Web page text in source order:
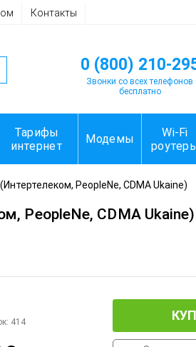
Контакты
0 (800) 210-
Звонки со всех телефонов
бесплатно
Тарифы
интернет
Модемы
Wi-Fi
PeopleNe, CDMA Ukaine)
PeopleNe, CDMA Ukaine)
414